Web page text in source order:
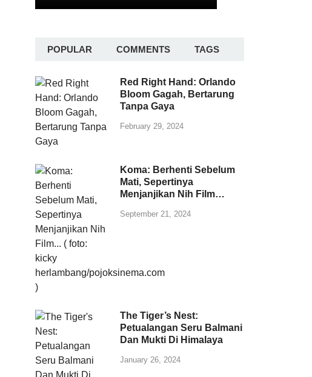
POPULAR COMMENTS TAGS
Red Right Hand: Orlando
Bloom Gagah, Bertarung
Tanpa Gaya
February 29, 2024
Koma: Berhenti Sebelum
Mati, Sepertinya
Menjanjikan Nih Film…
September 21, 2024
The Tiger’s Nest:
Petualangan Seru Balmani
Dan Mukti Di Himalaya
January 26, 2024